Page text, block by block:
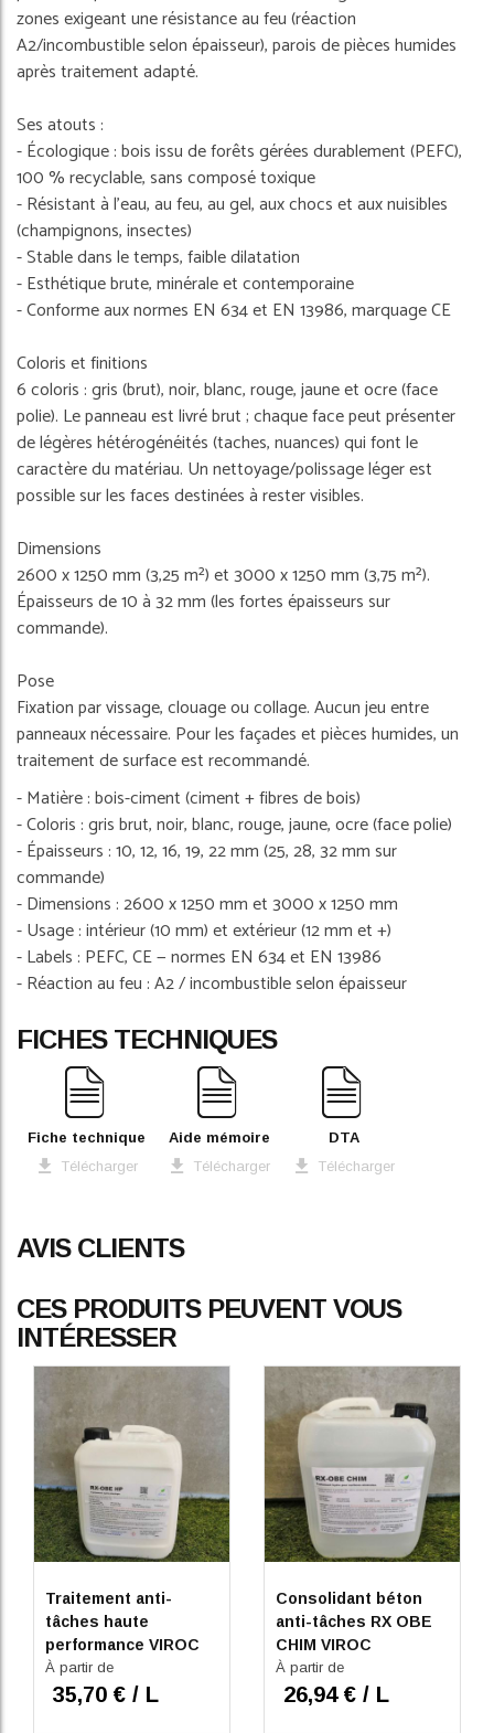
zones exigeant une résistance au feu (réaction
A2/incombustible selon épaisseur), parois de pièces humides
après traitement adapté.
Ses atouts :
- Écologique : bois issu de forêts gérées durablement (PEFC),
100 % recyclable, sans composé toxique
- Résistant à l'eau, au feu, au gel, aux chocs et aux nuisibles
(champignons, insectes)
- Stable dans le temps, faible dilatation
- Esthétique brute, minérale et contemporaine
- Conforme aux normes EN 634 et EN 13986, marquage CE
Coloris et finitions
6 coloris : gris (brut), noir, blanc, rouge, jaune et ocre (face
polie). Le panneau est livré brut ; chaque face peut présenter
de légères hétérogénéités (taches, nuances) qui font le
caractère du matériau. Un nettoyage/polissage léger est
possible sur les faces destinées à rester visibles.
Dimensions
2600 x 1250 mm (3,25 m²) et 3000 x 1250 mm (3,75 m²).
Épaisseurs de 10 à 32 mm (les fortes épaisseurs sur
commande).
Pose
Fixation par vissage, clouage ou collage. Aucun jeu entre
panneaux nécessaire. Pour les façades et pièces humides, un
traitement de surface est recommandé.
- Matière : bois-ciment (ciment + fibres de bois)
- Coloris : gris brut, noir, blanc, rouge, jaune, ocre (face polie)
- Épaisseurs : 10, 12, 16, 19, 22 mm (25, 28, 32 mm sur
commande)
- Dimensions : 2600 x 1250 mm et 3000 x 1250 mm
- Usage : intérieur (10 mm) et extérieur (12 mm et +)
- Labels : PEFC, CE — normes EN 634 et EN 13986
- Réaction au feu : A2 / incombustible selon épaisseur
FICHES TECHNIQUES
Fiche technique
Télécharger
Aide mémoire
Télécharger
DTA
Télécharger
AVIS CLIENTS
CES PRODUITS PEUVENT VOUS
INTÉRESSER
Traitement anti-
tâches haute
performance VIROC
RX OBE HP
À partir de
35,70 € / L
Consolidant béton
anti-tâches RX OBE
CHIM VIROC
À partir de
26,94 € / L